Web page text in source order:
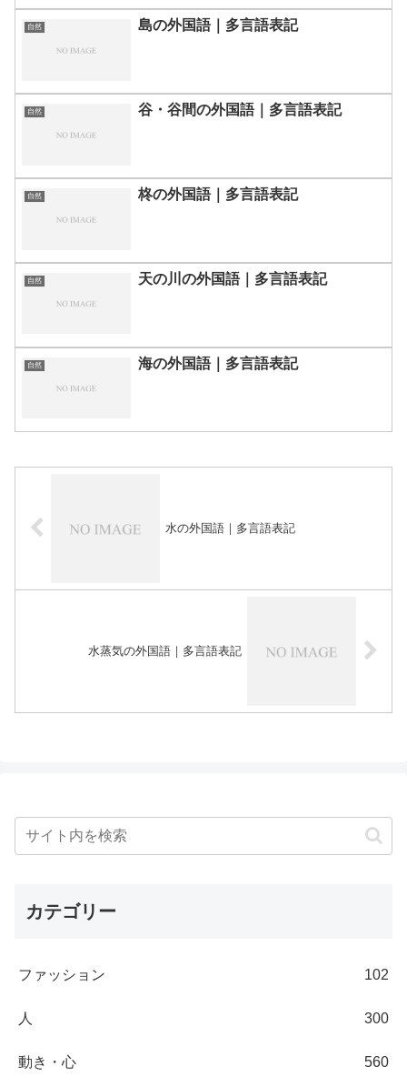
自然 島の外国語｜多言語表記
自然 谷・谷間の外国語｜多言語表記
自然 柊の外国語｜多言語表記
自然 天の川の外国語｜多言語表記
自然 海の外国語｜多言語表記
水の外国語｜多言語表記
水蒸気の外国語｜多言語表記
カテゴリー
ファッション 102
人 300
動き・心 560